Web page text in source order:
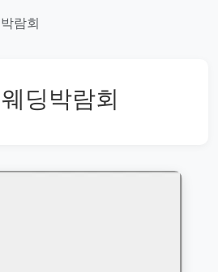
람회
딩박람회